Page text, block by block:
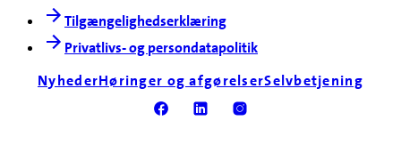
Tilgængelighedserklæring
Privatlivs- og persondatapolitik
NyhederHøringer og afgørelserSelvbetjening